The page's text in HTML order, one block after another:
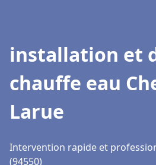
installation et
chauffe eau
Larue
Intervention rapide et
(94550)